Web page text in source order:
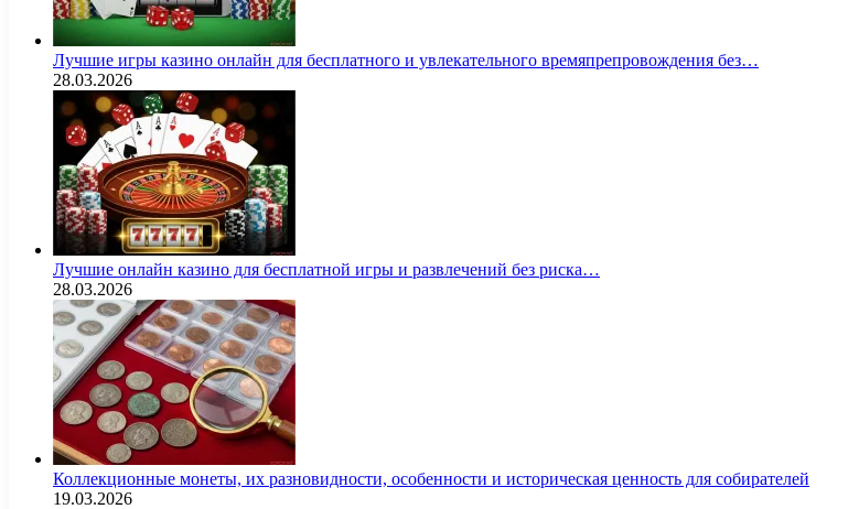
Лучшие игры казино онлайн для бесплатного и увлекательного времяпрепровождения без…
28.03.2026
Лучшие онлайн казино для бесплатной игры и развлечений без риска…
28.03.2026
Коллекционные монеты, их разновидности, особенности и историческая ценность для собирателей
19.03.2026